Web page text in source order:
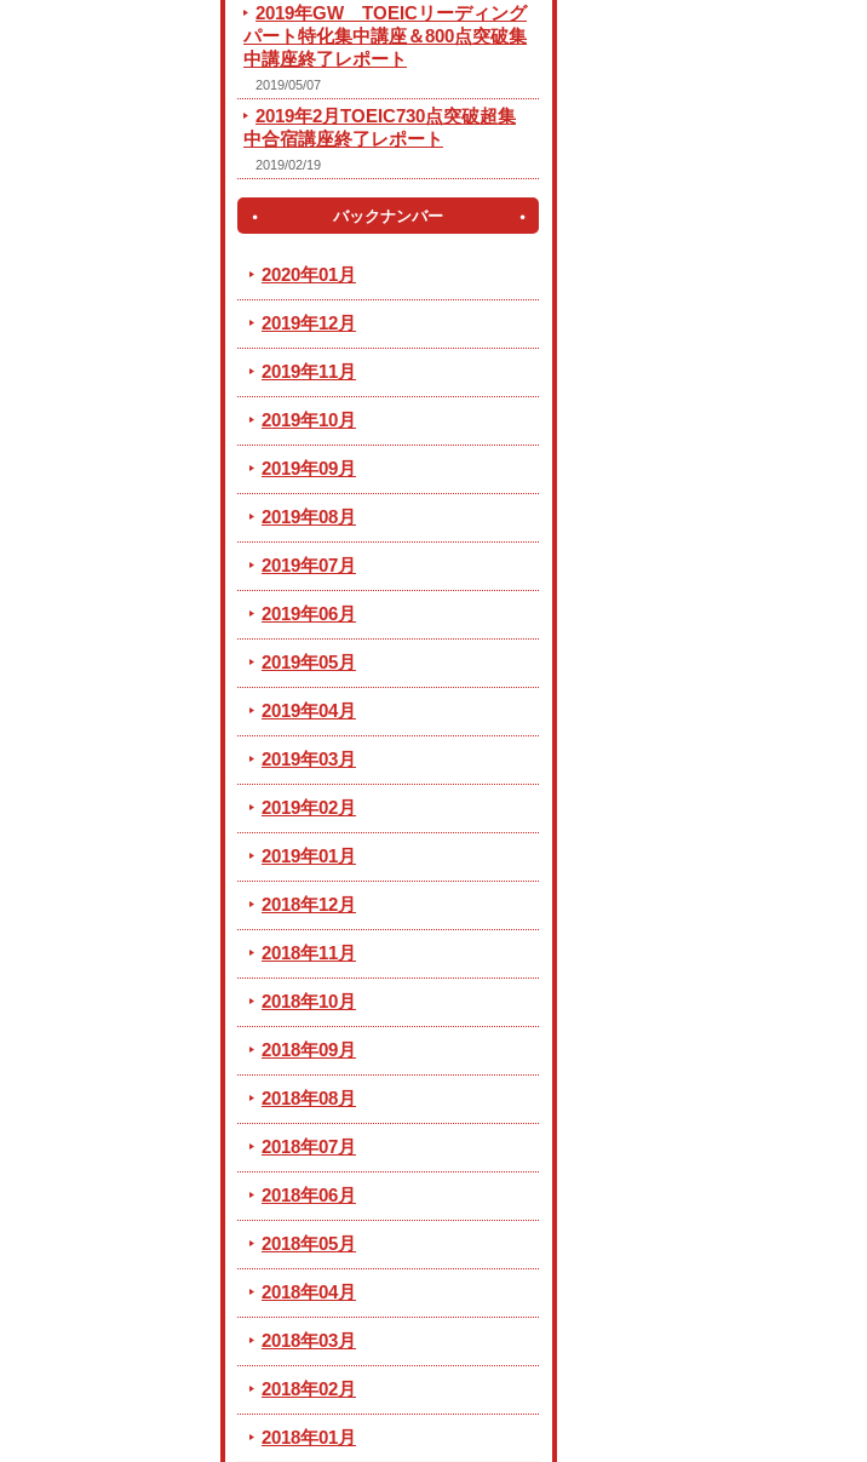
2019年GW TOEICリーディング
パート特化集中講座＆800点突破集
中講座終了レポート
2019/05/07
2019年2月TOEIC730点突破超集
中合宿講座終了レポート
2019/02/19
バックナンバー
2020年01月
2019年12月
2019年11月
2019年10月
2019年09月
2019年08月
2019年07月
2019年06月
2019年05月
2019年04月
2019年03月
2019年02月
2019年01月
2018年12月
2018年11月
2018年10月
2018年09月
2018年08月
2018年07月
2018年06月
2018年05月
2018年04月
2018年03月
2018年02月
2018年01月